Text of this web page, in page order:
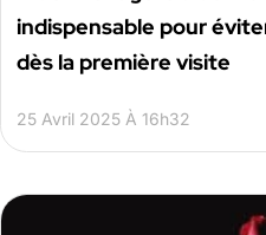
indispensable pour
dès la première visite
25 Avril 2025 À 16h32